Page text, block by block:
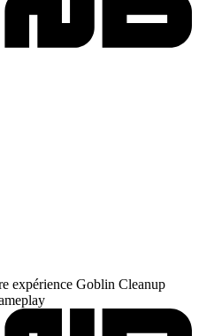
expérience Goblin Cleanup